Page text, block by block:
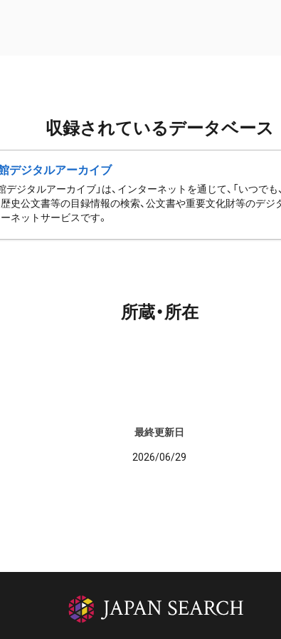
収録されているデータベース
デジタルアーカイブ
デジタルアーカイブ」は、インターネットを通じて、「いつでも
史公文書等の目録情報の検索、公文書や重要文化財等のデジ
ネットサービスです。
所蔵・所在
最終更新日
2026/06/29